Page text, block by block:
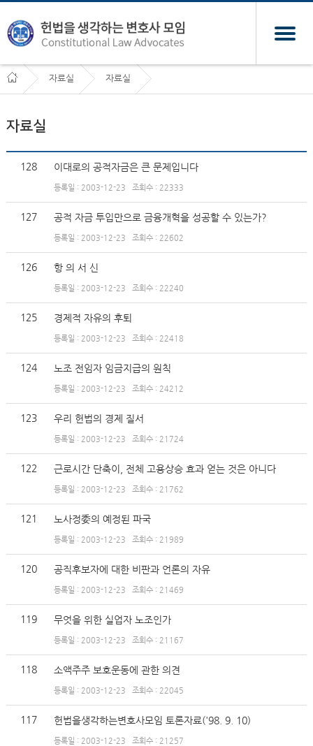
자료실 자료실
자료실
128 이대로의 공적자금은 큰 문제입니다
등록일 : 2003-12-23 조회수 : 22333
127 공적 자금 투입만으로 금융개혁을 성공할 수 있는가?
등록일 : 2003-12-23 조회수 : 22602
126 항 의 서 신
등록일 : 2003-12-23 조회수 : 22240
125 경제적 자유의 후퇴
등록일 : 2003-12-23 조회수 : 22418
124 노조 전임자 임금지급의 원칙
등록일 : 2003-12-23 조회수 : 24212
123 우리 헌법의 경제 질서
등록일 : 2003-12-23 조회수 : 21724
122 근로시간 단축이, 전체 고용상승 효과 얻는 것은 아니다
등록일 : 2003-12-23 조회수 : 21762
121 노사정委의 예정된 파국
등록일 : 2003-12-23 조회수 : 21989
120 공직후보자에 대한 비판과 언론의 자유
등록일 : 2003-12-23 조회수 : 21469
119 무엇을 위한 실업자 노조인가
등록일 : 2003-12-23 조회수 : 21167
118 소액주주 보호운동에 관한 의견
등록일 : 2003-12-23 조회수 : 22045
117 헌법을생각하는변호사모임 토론자료('98. 9. 10)
등록일 : 2003-12-23 조회수 : 21257